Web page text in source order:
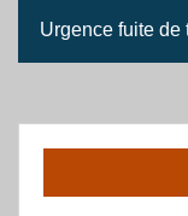
Urgence fuite de